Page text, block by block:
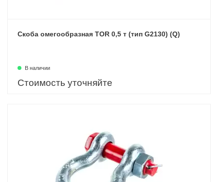
Скоба омегообразная TOR 0,5 т (тип G2130) (Q)
В наличии
Стоимость уточняйте